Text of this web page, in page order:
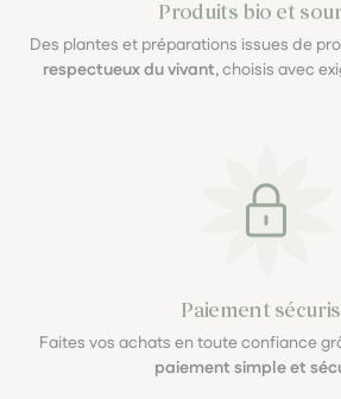
Produits bio et
Des plantes et préparations issues de
respectueux du vivant, choisis avec
Paiement
Faites vos achats en toute confiance
paiement simple et